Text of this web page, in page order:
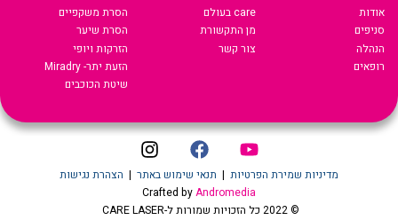
אודות
סניפים
הנהלה
רופאים
care בעולם
מן התקשורת
צור קשר
הסרת משקפיים
הסרת שיער
הזרקות ויופי
הזעת יתר- Miradry
שיטת הכוכבים
© 2022 כל הזכויות שמורות ל-CARE LASER
Crafted byAndromedia
מדיניות שמירת הפרטיות | תנאי שימוש באתר | הצהרת נגישות